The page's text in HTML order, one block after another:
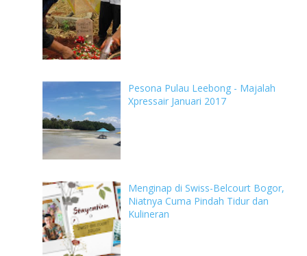
Pesona Pulau Leebong - Majalah
Xpressair Januari 2017
Menginap di Swiss-Belcourt Bogor,
Niatnya Cuma Pindah Tidur dan
Kulineran